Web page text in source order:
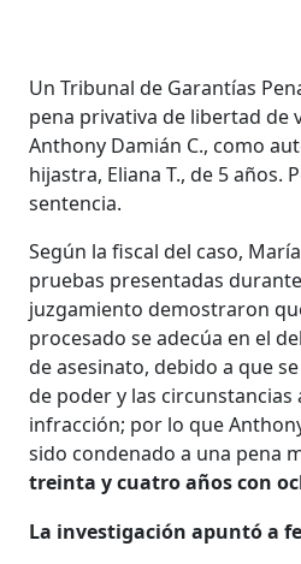
Un Tribunal de Garantías
pena privativa de libertad de
Anthony Damián C., como
hijastra, Eliana T., de 5 años.
sentencia.
Según la fiscal del caso,
pruebas presentadas
juzgamiento demostraron
procesado se adecúa en el
de asesinato, debido a que
de poder y las circunstancias
infracción; por lo que
sido condenado a una pena
treinta y cuatro años con
La investigación apuntó a